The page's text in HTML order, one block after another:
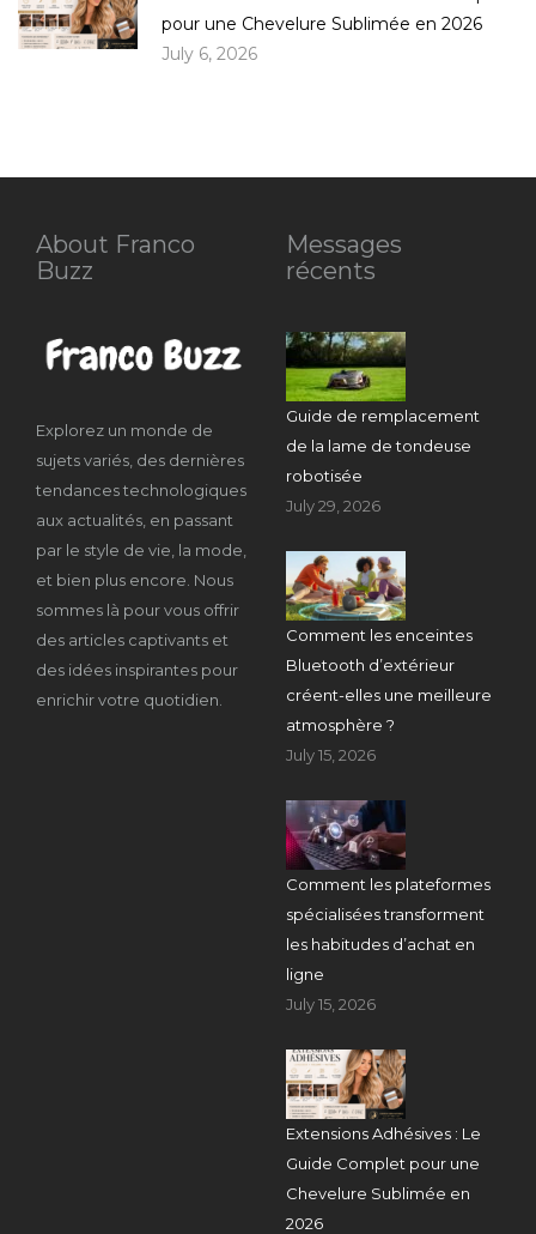
pour une Chevelure Sublimée en 2026
July 6, 2026
About Franco
Buzz
Explorez un monde de
sujets variés, des dernières
tendances technologiques
aux actualités, en passant
par le style de vie, la mode,
et bien plus encore. Nous
sommes là pour vous offrir
des articles captivants et
des idées inspirantes pour
enrichir votre quotidien.
Messages
récents
Guide de remplacement
de la lame de tondeuse
robotisée
July 29, 2026
Comment les enceintes
Bluetooth d’extérieur
créent-elles une meilleure
atmosphère ?
July 15, 2026
Comment les plateformes
spécialisées transforment
les habitudes d’achat en
ligne
July 15, 2026
Extensions Adhésives : Le
Guide Complet pour une
Chevelure Sublimée en
2026